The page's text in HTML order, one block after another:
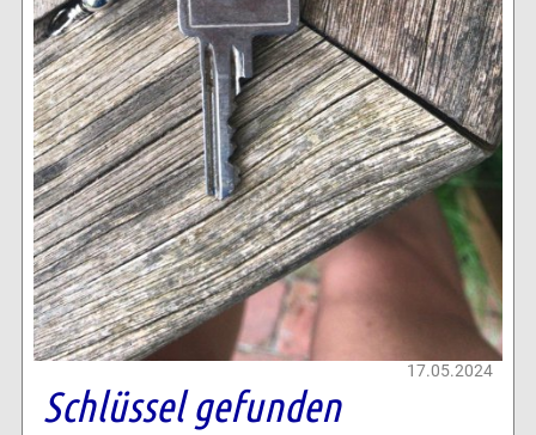
17.05.2024
Schlüssel gefunden